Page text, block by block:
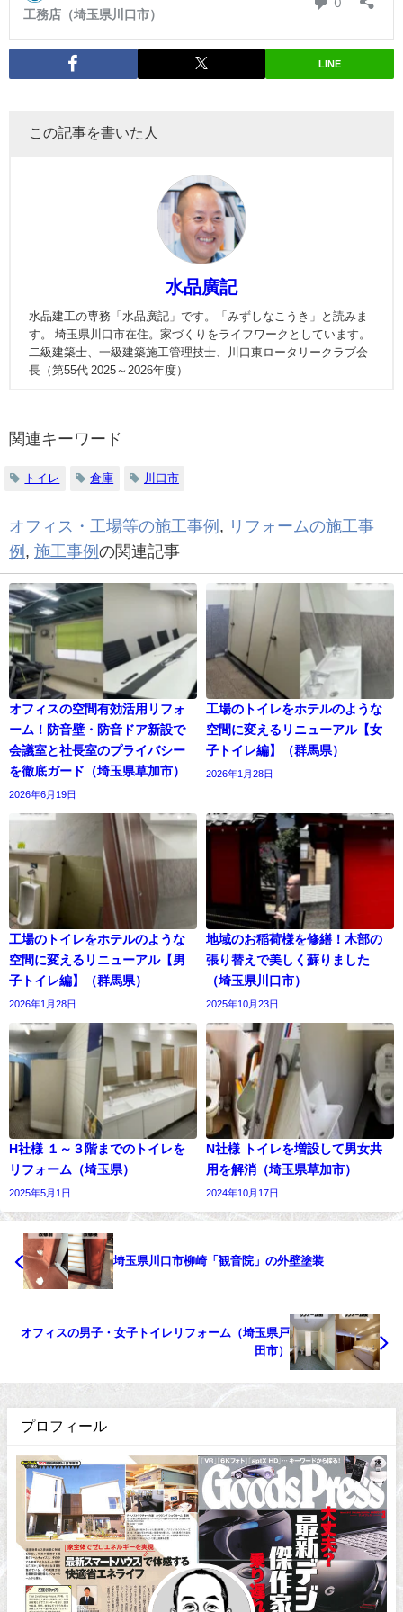
LINE
この記事を書いた人
水品廣記
水品建工の専務「水品廣記」です。「みずしなこうき」と読みま
す。 埼玉県川口市在住。家づくりをライフワークとしています。
二級建築士、一級建築施工管理技士、川口東ロータリークラブ会
長（第55代 2025～2026年度）
関連キーワード
トイレ 倉庫 川口市
オフィス・工場等の施工事例 , リフォームの施工事
例 , 施工事例 の関連記事
オフィスの空間有効活用リフォ
ーム！防音壁・防音ドア新設で
会議室と社長室のプライバシー
を徹底ガード（埼玉県草加市）
2026年6月19日
工場のトイレをホテルのような
空間に変えるリニューアル【女
子トイレ編】（群馬県）
2026年1月28日
工場のトイレをホテルのような
空間に変えるリニューアル【男
子トイレ編】（群馬県）
2026年1月28日
地域のお稲荷様を修繕！木部の
張り替えで美しく蘇りました
（埼玉県川口市）
2025年10月23日
H社様 １～３階までのトイレを
リフォーム（埼玉県）
2025年5月1日
N社様 トイレを増設して男女共
用を解消（埼玉県草加市）
2024年10月17日
埼玉県川口市柳崎「観音院」の外壁塗装
オフィスの男子・女子トイレリフォーム（埼玉県戸
田市）
プロフィール